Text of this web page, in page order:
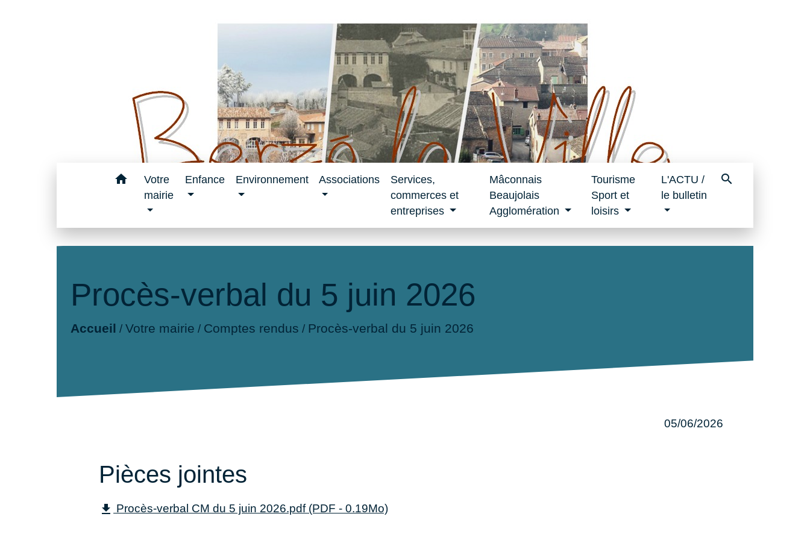
home
Votre
mairie
Enfance Environnement Associations
Services,
commerces et
entreprises
Mâconnais
Beaujolais
Agglomération
Tourisme
Sport et
loisirs
L'ACTU /
le bulletin
search
Procès-verbal du 5 juin 2026
Accueil / Votre mairie / Comptes rendus / Procès-verbal du 5 juin 2026
05/06/2026
Pièces jointes
file_download Procès-verbal CM du 5 juin 2026.pdf (PDF - 0.19Mo)